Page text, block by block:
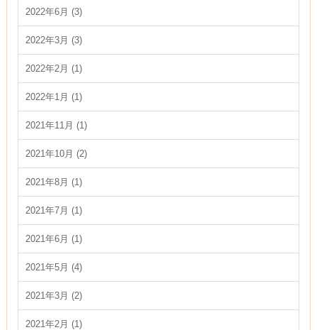
2022年6月 (3)
2022年3月 (3)
2022年2月 (1)
2022年1月 (1)
2021年11月 (1)
2021年10月 (2)
2021年8月 (1)
2021年7月 (1)
2021年6月 (1)
2021年5月 (4)
2021年3月 (2)
2021年2月 (1)